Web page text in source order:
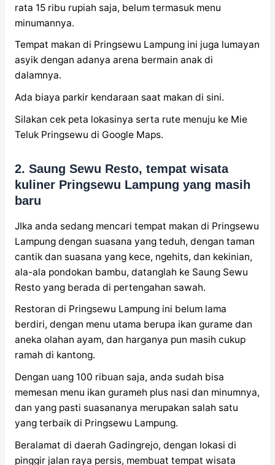
rata 15 ribu rupiah saja, belum termasuk menu
minumannya.
Tempat makan di Pringsewu Lampung ini juga lumayan
asyik dengan adanya arena bermain anak di
dalamnya.
Ada biaya parkir kendaraan saat makan di sini.
Silakan cek peta lokasinya serta rute menuju ke Mie
Teluk Pringsewu di Google Maps.
2. Saung Sewu Resto, tempat wisata
kuliner Pringsewu Lampung yang masih
baru
JIka anda sedang mencari tempat makan di Pringsewu
Lampung dengan suasana yang teduh, dengan taman
cantik dan suasana yang kece, ngehits, dan kekinian,
ala-ala pondokan bambu, datanglah ke Saung Sewu
Resto yang berada di pertengahan sawah.
Restoran di Pringsewu Lampung ini belum lama
berdiri, dengan menu utama berupa ikan gurame dan
aneka olahan ayam, dan harganya pun masih cukup
ramah di kantong.
Dengan uang 100 ribuan saja, anda sudah bisa
memesan menu ikan gurameh plus nasi dan minumnya,
dan yang pasti suasananya merupakan salah satu
yang terbaik di Pringsewu Lampung.
Beralamat di daerah Gadingrejo, dengan lokasi di
pinggir jalan raya persis, membuat tempat wisata